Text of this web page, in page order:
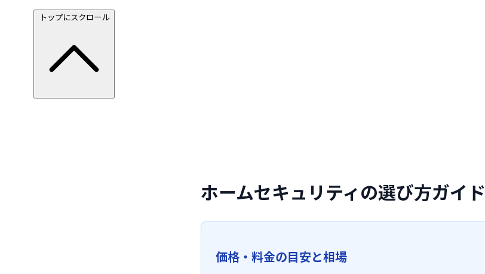
トップにスクロール
ホームセキュリティの選び方ガイド
価格・料金の目安と相場